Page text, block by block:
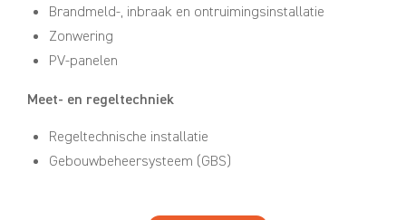
Brandmeld-, inbraak en ontruimingsinstallatie
Zonwering
PV-panelen
Meet- en regeltechniek
Regeltechnische installatie
Gebouwbeheersysteem (GBS)